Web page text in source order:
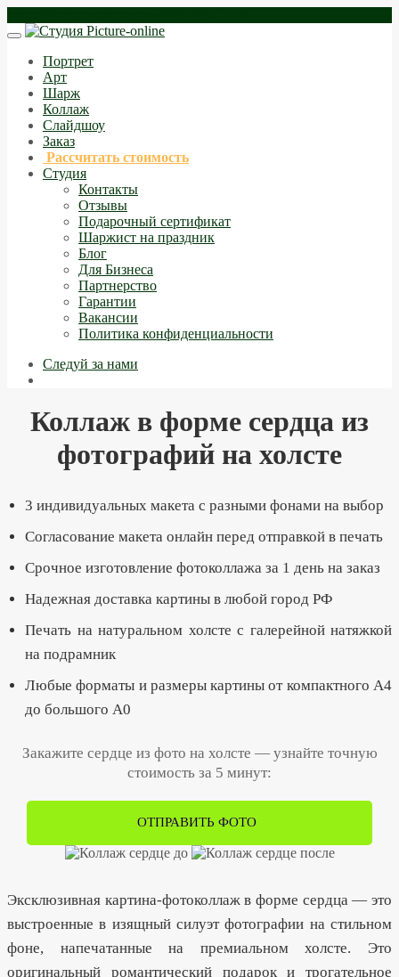
Портрет
Арт
Шарж
Коллаж
Слайдшоу
Заказ
Рассчитать стоимость
Студия
Контакты
Отзывы
Подарочный сертификат
Шаржист на праздник
Блог
Для Бизнеса
Партнерство
Гарантии
Вакансии
Политика конфиденциальности
Следуй за нами
Коллаж в форме сердца из
фотографий на холсте
3 индивидуальных макета с разными фонами на выбор
Согласование макета онлайн перед отправкой в печать
Срочное изготовление фотоколлажа за 1 день на заказ
Надежная доставка картины в любой город РФ
Печать на натуральном холсте с галерейной натяжкой
на подрамник
Любые форматы и размеры картины от компактного А4
до большого А0
Закажите сердце из фото на холсте — узнайте точную
стоимость за 5 минут:
ОТПРАВИТЬ ФОТО
Эксклюзивная картина-фотоколлаж в форме сердца — это
выстроенные в изящный силуэт фотографии на стильном
фоне, напечатанные на премиальном холсте. Это
оригинальный романтический подарок и трогательное